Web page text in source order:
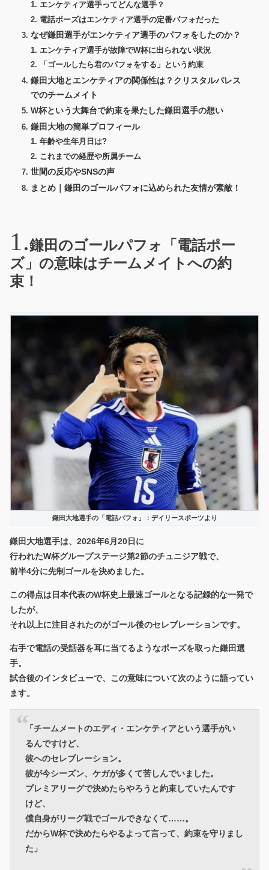
エンケティア選手ってどんな選手？
電話ポーズはエンケティア選手の定番パフォだった
なぜ鎌田選手がエンケティア選手のパフォをしたのか？
エンケティア選手が故障でW杯に出られない状況
「ゴールしたら君のパフォをする」という約束
鎌田大地とエンケティアの関係性は？クリスタルパレス
でのチームメイト
W杯という大舞台で約束を果たした鎌田選手の想い
鎌田大地の簡単プロフィール
年齢や生年月日は?
これまでの経歴や所属チーム
世間の反応やSNSの声
まとめ｜鎌田のゴールパフォに込められた友情が素敵！
鎌田のゴールパフォ「電話ポー
ズ」の意味はチームメイトへの約
束！
鎌田大地選手の「電話パフォ」：デイリースポーツより
鎌田大地選手は、2026年6月20日に
行われたW杯グループステージ第2節のチュニジア戦で、
前半4分に先制ゴールを決めました。
この得点は日本代表のW杯史上最速ゴールとなる記録的な一発で
したが、
それ以上に注目されたのがゴール後のセレブレーションです。
右手で電話の受話器を耳に当てるようなポーズを取った鎌田選
手。
試合後のインタビューで、この意味について次のように語ってい
ます。
「チームメートのエディ・エンケティアという選手がい
るんですけど、
彼へのセレブレーション。
彼が今シーズン、ケガが多くて苦しんでいました。
プレミアリーグで決めたらやろうと約束していたんです
けど、
僕自身がリーグ戦でゴールできなくて……。
だからW杯で決めたらやるよって言って、約束を守りまし
た」